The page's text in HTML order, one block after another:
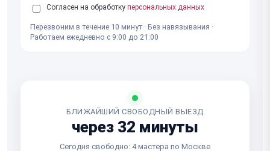
Согласен на обработку персональных данных
Перезвоним в течение 10 минут · Без навязывания ·
Работаем ежедневно с 9:00 до 21:00
БЛИЖАЙШИЙ СВОБОДНЫЙ ВЫЕЗД
через 32 минуты
Сегодня свободно: 4 мастера по Москве